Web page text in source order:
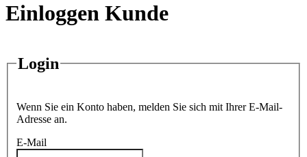
Einloggen Kunde
Login
Wenn Sie ein Konto haben, melden Sie sich mit Ihrer E-Mail-
Adresse an.
E-Mail